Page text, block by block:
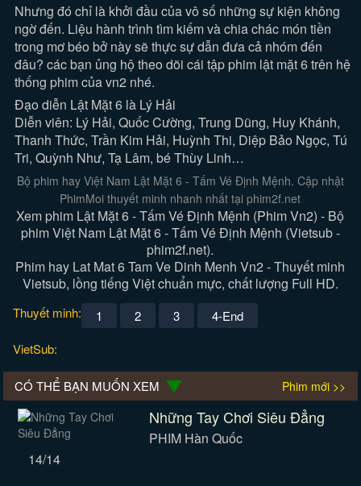
Nhưng đó chỉ là khởi đầu của vô số những sự kiện không
ngờ đến. Liệu hành trình tìm kiếm và chia chác món tiền
trong mơ béo bở này sẽ thực sự dẫn đưa cả nhóm đến
đâu? các bạn ủng hộ theo dõi cái tập phim lật mặt 6 trên hệ
thống phim của vn2 nhé.
Đạo diễn Lật Mặt 6 là Lý Hải
Diễn viên: Lý Hải, Quốc Cường, Trung Dũng, Huy Khánh,
Thanh Thức, Trần Kim Hải, Huỳnh Thi, Diệp Bảo Ngọc, Tú
Tri, Quỳnh Như, Tạ Lâm, bé Thùy Linh…
Bộ phim hay Việt Nam Lật Mặt 6 - Tấm Vé Định Mệnh. Cập nhật
PhimMoi thuyết minh nhanh nhất tại phim2f.net
Xem phim Lật Mặt 6 - Tấm Vé Định Mệnh (Phim Vn2) - Bộ
phim Việt Nam Lật Mặt 6 - Tấm Vé Định Mệnh (Vietsub -
phim2f.net).
Phim hay Lat Mat 6 Tam Ve Dinh Menh Vn2 - Thuyết minh
Vietsub, lồng tiếng Việt chuẩn mực, chất lượng Full HD.
Thuyết minh: 1 2 3
4-End
VietSub:
CÓ THỂ BẠN MUỐN XEM Phim mới >>
Những Tay Chơi Siêu Đẳng
PHIM Hàn Quốc
14/14